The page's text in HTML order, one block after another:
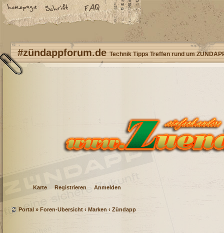
#zündappforum.de Technik Tipps Treffen rund um
Karte Registrieren Anmelden
Portal » Foren-Übersicht ‹ Marken ‹ Zündapp